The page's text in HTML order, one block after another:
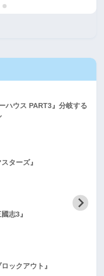
ハウス PART3』分岐する
ターズ』
志3』
ックアウト』